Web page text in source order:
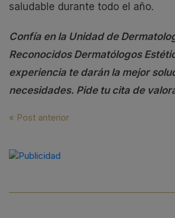
saludable durante todo el año.
Confía en la Unidad de
Reconocidos Dermatólogos
experiencia te darán la mejor
necesidades. Pide tu cita de
Navegación
de
entradas
« Post anterior